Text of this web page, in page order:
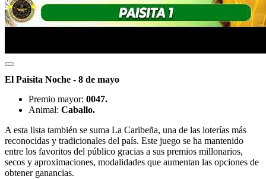
El Paisita Noche - 8 de mayo
Premio mayor: 0047.
Animal: Caballo.
A esta lista también se suma La Caribeña, una de las loterías más
reconocidas y tradicionales del país. Este juego se ha mantenido
entre los favoritos del público gracias a sus premios millonarios,
secos y aproximaciones, modalidades que aumentan las opciones de
obtener ganancias.